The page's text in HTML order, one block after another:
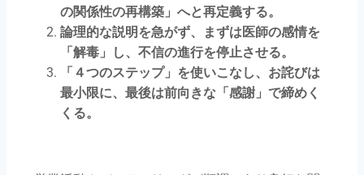
の関係性の再構築」へと再定義する。
論理的な説明を急がず、まずは医師の感情を
「解毒」し、不信の進行を停止させる。
「４つのステップ」を使いこなし、お詫びは
最小限に、最後は前向きな「感謝」で締めく
くる。